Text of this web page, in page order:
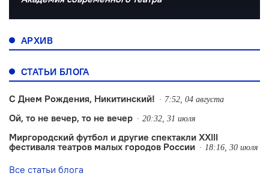
АРХИВ
СТАТЬИ БЛОГА
С Днем Рождения, Никитинский! 7:52, 04 августа
Ой, то не вечер, то не вечер 20:32, 31 июля
Миргородский футбол и другие спектакли XXIII
фестиваля театров малых городов России
18:16, 30 июля
Все статьи блога